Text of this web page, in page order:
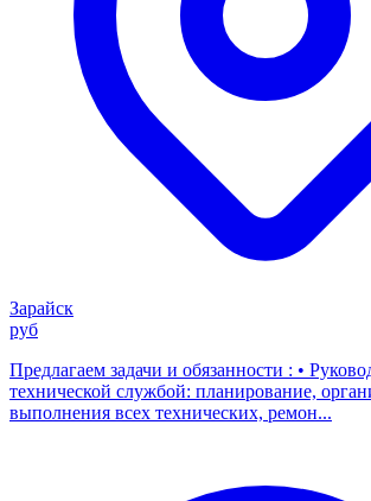
Зарайск
руб
Предлагаем задачи и обязанности : •
технической службой: планирование,
выполнения всех технических, ремон...